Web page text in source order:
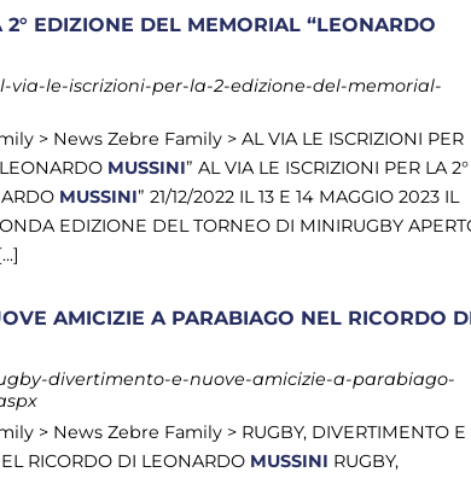
EDIZIONE DEL MEMORIAL “LEONARDO
le-iscrizioni-per-la-2-edizione-del-memorial-
> News Zebre Family > AL VIA LE ISCRIZIONI PER
MUSSINI” AL VIA LE ISCRIZIONI PER LA 2°
MUSSINI” 21/12/2022 IL 13 E 14 MAGGIO 2023 IL
EDIZIONE DEL TORNEO DI MINIRUGBY
AMICIZIE A PARABIAGO NEL RICORDO
divertimento-e-nuove-amicizie-a-parabiago-
> News Zebre Family > RUGBY, DIVERTIMENTO E
RICORDO DI LEONARDO MUSSINI RUGBY,